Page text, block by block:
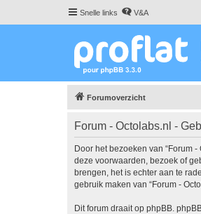
Snelle links V&A
Forumoverzicht
Forum - Octolabs.nl -
Door het bezoeken van “Forum -
deze voorwaarden, bezoek of
brengen, het is echter aan te
gebruik maken van “Forum -
Dit forum draait op phpBB.